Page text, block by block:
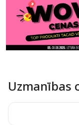
Uzmanības